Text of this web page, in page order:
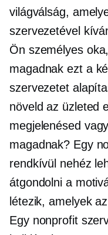
világválság,
szervezetével
Ön személyes
magadnak ezt a
szervezetet
növeld az üzleted
megjelenésed
magadnak? Egy
rendkívül nehéz
átgondolni a
létezik, amelyek
Egy nonprofit